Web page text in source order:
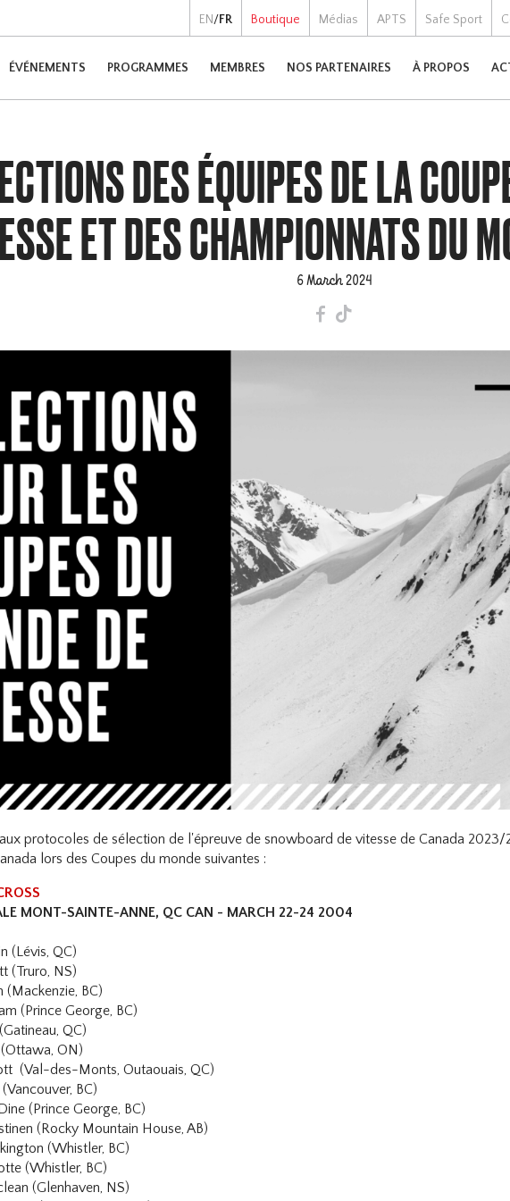
EN/FR Boutique Médias APTS Safe Sport
ÉVÉNEMENTS PROGRAMMES MEMBRES NOS PARTENAIRES À PROPOS
DES ÉQUIPES DE LA
ET DES CHAMPIONNATS DU
6 March 2024
F T
protocoles de sélection de l'épreuve de snowboard de vitesse de Canada 2023/
lors des Coupes du monde suivantes :
MONT-SAINTE-ANNE, QC CAN - MARCH 22-24 2004
(Lévis, QC)
(Truro, NS)
(Mackenzie, BC)
(Prince George, BC)
QC)
ON)
(Val-des-Monts, Outaouais, QC)
BC)
(Prince George, BC)
(Rocky Mountain House, AB)
(Whistler, BC)
(Whistler, BC)
(Glenhaven, NS)